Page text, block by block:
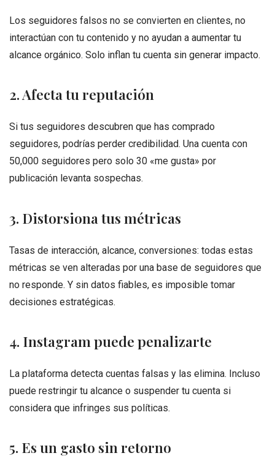
Los seguidores falsos no se convierten en clientes, no
interactúan con tu contenido y no ayudan a aumentar tu
alcance orgánico. Solo inflan tu cuenta sin generar impacto.
2. Afecta tu reputación
Si tus seguidores descubren que has comprado
seguidores, podrías perder credibilidad. Una cuenta con
50,000 seguidores pero solo 30 «me gusta» por
publicación levanta sospechas.
3. Distorsiona tus métricas
Tasas de interacción, alcance, conversiones: todas estas
métricas se ven alteradas por una base de seguidores que
no responde. Y sin datos fiables, es imposible tomar
decisiones estratégicas.
4. Instagram puede penalizarte
La plataforma detecta cuentas falsas y las elimina. Incluso
puede restringir tu alcance o suspender tu cuenta si
considera que infringes sus políticas.
5. Es un gasto sin retorno